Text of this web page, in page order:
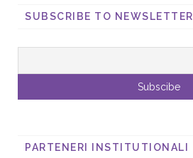
SUBSCRIBE TO NEWSLETTER
PARTENERI INSTITUTIONALI